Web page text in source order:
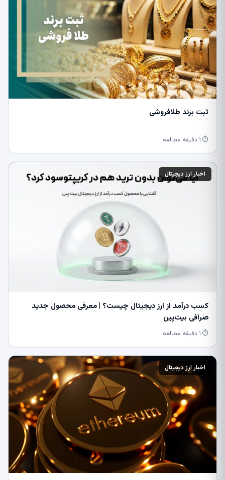
ثبت برند طلافروشی
⏱ ۱ دقیقه مطالعه
اخبار ارز دیجیتال
کسب درآمد از ارز دیجیتال چیست؟ | معرفی محصول جدید
صرافی بیت‌پین
⏱ ۱ دقیقه مطالعه
اخبار ارز دیجیتال